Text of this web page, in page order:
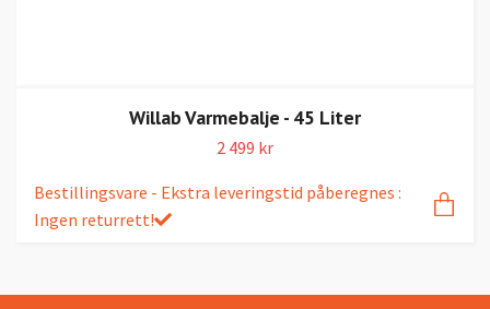
Willab Varmebalje - 45 Liter
2 499 kr
Bestillingsvare - Ekstra leveringstid påberegnes :
Ingen returrett!